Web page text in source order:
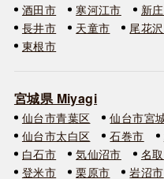
酒田市
寒河江市 新
長井市
天童市 尾花
東根市
宮城県 Miyagi
仙台市青葉区 仙台市宮
仙台市太白区
石巻市
白石市
気仙沼市 名
登米市
栗原市 岩沼市